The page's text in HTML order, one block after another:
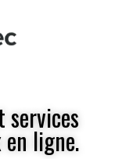
services
en ligne.